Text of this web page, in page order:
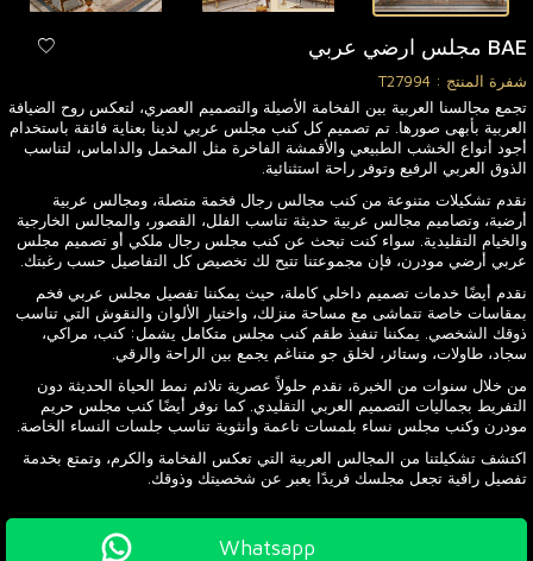
BAE مجلس ارضي عربي
شفرة المنتج : T27994
تجمع مجالسنا العربية بين الفخامة الأصيلة والتصميم العصري، لتعكس روح الضيافة
العربية بأبهى صورها. تم تصميم كل كنب مجلس عربي لدينا بعناية فائقة باستخدام
أجود أنواع الخشب الطبيعي والأقمشة الفاخرة مثل المخمل والداماس، لتناسب
الذوق العربي الرفيع وتوفر راحة استثنائية.
نقدم تشكيلات متنوعة من كنب مجالس رجال فخمة متصلة، ومجالس عربية
أرضية، وتصاميم مجالس عربية حديثة تناسب الفلل، القصور، والمجالس الخارجية
والخيام التقليدية. سواء كنت تبحث عن كنب مجلس رجال ملكي أو تصميم مجلس
عربي أرضي مودرن، فإن مجموعتنا تتيح لك تخصيص كل التفاصيل حسب رغبتك.
نقدم أيضًا خدمات تصميم داخلي كاملة، حيث يمكننا تفصيل مجلس عربي فخم
بمقاسات خاصة تتماشى مع مساحة منزلك، واختيار الألوان والنقوش التي تناسب
ذوقك الشخصي. يمكننا تنفيذ طقم كنب مجلس متكامل يشمل: كنب، مراكي،
سجاد، طاولات، وستائر، لخلق جو متناغم يجمع بين الراحة والرقي.
من خلال سنوات من الخبرة، نقدم حلولاً عصرية تلائم نمط الحياة الحديثة دون
التفريط بجماليات التصميم العربي التقليدي. كما نوفر أيضًا كنب مجلس حريم
مودرن وكنب مجلس نساء بلمسات ناعمة وأنثوية تناسب جلسات النساء الخاصة.
اكتشف تشكيلتنا من المجالس العربية التي تعكس الفخامة والكرم، وتمتع بخدمة
تفصيل راقية تجعل مجلسك فريدًا يعبر عن شخصيتك وذوقك.
Whatsapp